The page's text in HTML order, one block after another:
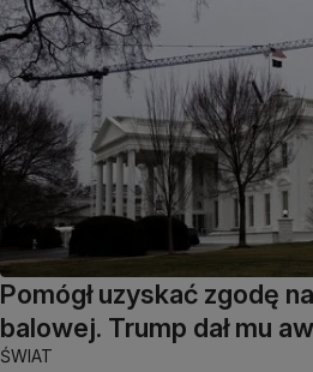
Pomógł uzyskać zgodę
balowej. Trump dał mu
ŚWIAT